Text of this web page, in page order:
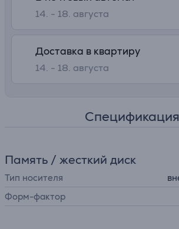
14. - 18. августа
Доставка в квартиру
14. - 18. августа
Спецификация
Память / жесткий диск
Тип носителя
Форм-фактор